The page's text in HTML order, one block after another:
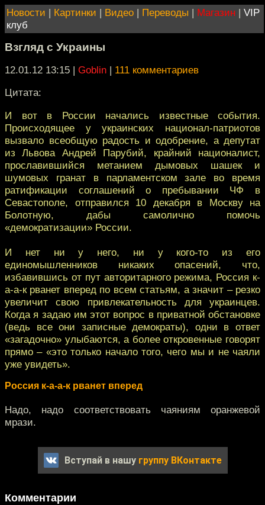
Новости | Картинки | Видео | Переводы | Магазин | VIP
клуб
Взгляд с Украины
12.01.12 13:15 | Goblin | 111 комментариев
Цитата:
И вот в России начались известные события.
Происходящее у украинских национал-патриотов
вызвало всеобщую радость и одобрение, а депутат
из Львова Андрей Парубий, крайний националист,
прославившийся метанием дымовых шашек и
шумовых гранат в парламентском зале во время
ратификации соглашений о пребывании ЧФ в
Севастополе, отправился 10 декабря в Москву на
Болотную, дабы самолично помочь
«демократизации» России.
И нет ни у него, ни у кого-то из его
единомышленников никаких опасений, что,
избавившись от пут авторитарного режима, Россия к-
а-а-к рванет вперед по всем статьям, а значит – резко
увеличит свою привлекательность для украинцев.
Когда я задаю им этот вопрос в приватной обстановке
(ведь все они записные демократы), одни в ответ
«загадочно» улыбаются, а более откровенные говорят
прямо – «это только начало того, чего мы и не чаяли
уже увидеть».
Россия к-а-а-к рванет вперед
Надо, надо соответствовать чаяниям оранжевой
мрази.
Вступай в нашу группу ВКонтакте
Комментарии